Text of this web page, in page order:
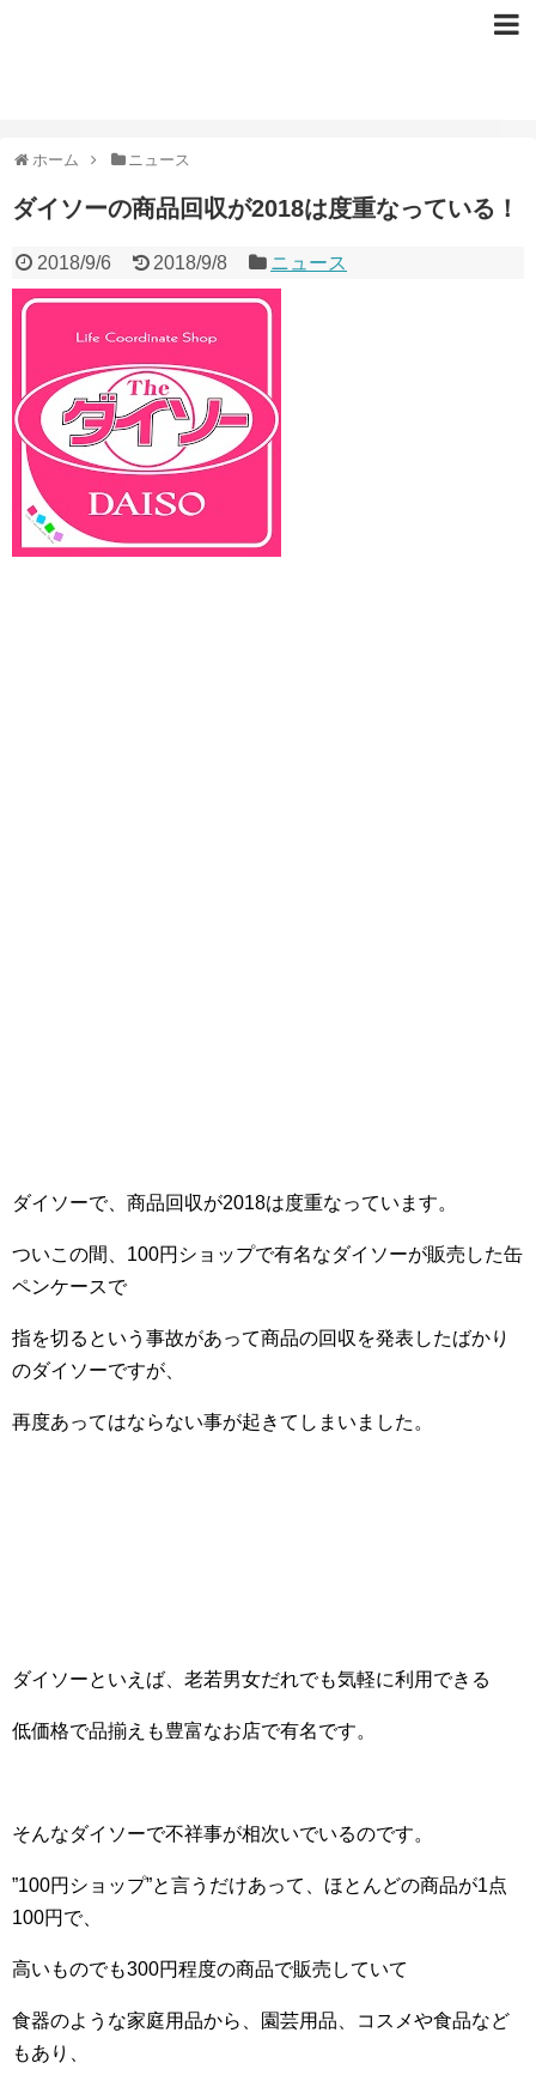
ホーム ニュース
ダイソーの商品回収が2018は度重なっている！
2018/9/6 2018/9/8 ニュース
ダイソーで、商品回収が2018は度重なっています。
ついこの間、100円ショップで有名なダイソーが販売した缶
ペンケースで
指を切るという事故があって商品の回収を発表したばかり
のダイソーですが、
再度あってはならない事が起きてしまいました。
ダイソーといえば、老若男女だれでも気軽に利用できる
低価格で品揃えも豊富なお店で有名です。
そんなダイソーで不祥事が相次いでいるのです。
”100円ショップ”と言うだけあって、ほとんどの商品が1点
100円で、
高いものでも300円程度の商品で販売していて
食器のような家庭用品から、園芸用品、コスメや食品など
もあり、